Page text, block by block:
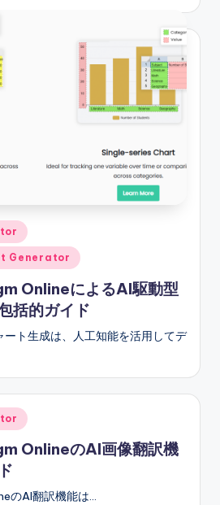
Generator
OnlineによるAI駆動型
括的ガイド
ート生成は、人工知能を活用してデ
OnlineのAI画像翻訳機
のAI翻訳機能は…